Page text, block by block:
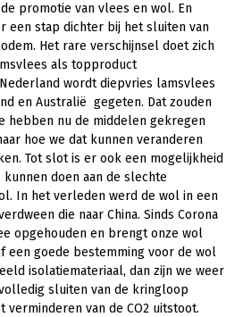
en zomerbloemen
promotie van vlees en wol. En
een stap dichter bij het sluiten van
Het rare verschijnsel doet zich
als topproduct
wordt diepvries lamsvlees
en Australië gegeten. Dat zouden
hebben nu de middelen gekregen
hoe we dat kunnen veranderen
Tot slot is er ook een mogelijkheid
doen aan de slechte
In het verleden werd de wol in een
die naar China. Sinds Corona
opgehouden en brengt onze wol
een goede bestemming voor de wol
isolatiemateriaal, dan zijn we weer
sluiten van de kringloop
verminderen van de CO2 uitstoot.